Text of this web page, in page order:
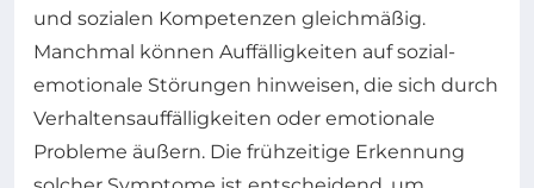
und sozialen Kompetenzen gleichmäßig.
Manchmal können Auffälligkeiten auf sozial-
emotionale Störungen hinweisen, die sich durch
Verhaltensauffälligkeiten oder emotionale
Probleme äußern. Die frühzeitige Erkennung